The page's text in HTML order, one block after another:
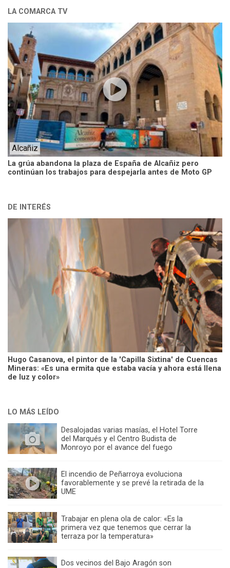
LA COMARCA TV
La grúa abandona la plaza de España de Alcañiz pero
continúan los trabajos para despejarla antes de Moto GP
Alcañiz
DE INTERÉS
Hugo Casanova, el pintor de la 'Capilla Sixtina' de Cuencas
Mineras: «Es una ermita que estaba vacía y ahora está llena
de luz y color»
LO MÁS LEÍDO
Desalojadas varias masías, el Hotel Torre
del Marqués y el Centro Budista de
Monroyo por el avance del fuego
El incendio de Peñarroya evoluciona
favorablemente y se prevé la retirada de la
UME
Trabajar en plena ola de calor: «Es la
primera vez que tenemos que cerrar la
terraza por la temperatura»
Dos vecinos del Bajo Aragón son